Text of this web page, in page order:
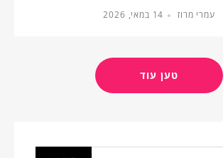
עמרי מרוז 14 במאי, 2026
טען עוד